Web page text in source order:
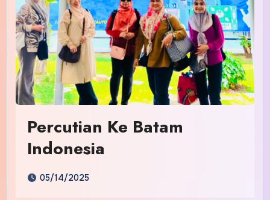
Percutian Ke Batam
Indonesia
05/14/2025